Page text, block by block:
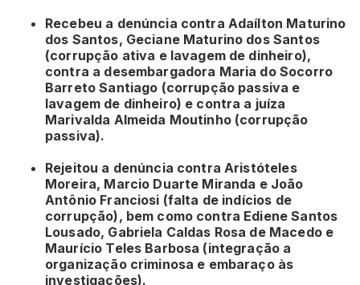
Recebeu a denúncia contra Adaílton Maturino
dos Santos, Geciane Maturino dos Santos
(corrupção ativa e lavagem de dinheiro),
contra a desembargadora Maria do Socorro
Barreto Santiago (corrupção passiva e
lavagem de dinheiro) e contra a juíza
Marivalda Almeida Moutinho (corrupção
passiva).
Rejeitou a denúncia contra Aristóteles
Moreira, Marcio Duarte Miranda e João
Antônio Franciosi (falta de indícios de
corrupção), bem como contra Ediene Santos
Lousado, Gabriela Caldas Rosa de Macedo e
Maurício Teles Barbosa (integração a
organização criminosa e embaraço às
investigações).